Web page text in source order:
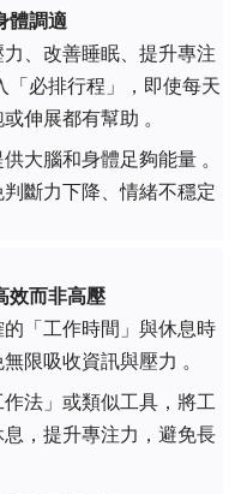
體調適
、改善睡眠、提升專注
「必排行程」，即使每天
伸展都有幫助 。
大腦和身體足夠能量 。
斷力下降、情緒不穩定
效而非高壓
「工作時間」與休息時
限吸收資訊與壓力 。
法」或類似工具，將工
，提升專注力，避免長